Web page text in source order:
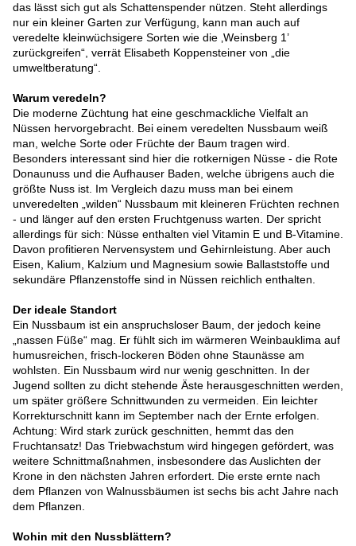
das lässt sich gut als Schattenspender nützen. Steht allerdings
nur ein kleiner Garten zur Verfügung, kann man auch auf
veredelte kleinwüchsigere Sorten wie die ‚Weinsberg 1’
zurückgreifen“, verrät Elisabeth Koppensteiner von „die
umweltberatung“.
Warum veredeln?
Die moderne Züchtung hat eine geschmackliche Vielfalt an
Nüssen hervorgebracht. Bei einem veredelten Nussbaum weiß
man, welche Sorte oder Früchte der Baum tragen wird.
Besonders interessant sind hier die rotkernigen Nüsse - die Rote
Donaunuss und die Aufhauser Baden, welche übrigens auch die
größte Nuss ist. Im Vergleich dazu muss man bei einem
unveredelten „wilden“ Nussbaum mit kleineren Früchten rechnen
- und länger auf den ersten Fruchtgenuss warten. Der spricht
allerdings für sich: Nüsse enthalten viel Vitamin E und B-Vitamine.
Davon profitieren Nervensystem und Gehirnleistung. Aber auch
Eisen, Kalium, Kalzium und Magnesium sowie Ballaststoffe und
sekundäre Pflanzenstoffe sind in Nüssen reichlich enthalten.
Der ideale Standort
Ein Nussbaum ist ein anspruchsloser Baum, der jedoch keine
„nassen Füße“ mag. Er fühlt sich im wärmeren Weinbauklima auf
humusreichen, frisch-lockeren Böden ohne Staunässe am
wohlsten. Ein Nussbaum wird nur wenig geschnitten. In der
Jugend sollten zu dicht stehende Äste herausgeschnitten werden,
um später größere Schnittwunden zu vermeiden. Ein leichter
Korrekturschnitt kann im September nach der Ernte erfolgen.
Achtung: Wird stark zurück geschnitten, hemmt das den
Fruchtansatz! Das Triebwachstum wird hingegen gefördert, was
weitere Schnittmaßnahmen, insbesondere das Auslichten der
Krone in den nächsten Jahren erfordert. Die erste ernte nach
dem Pflanzen von Walnussbäumen ist sechs bis acht Jahre nach
dem Pflanzen.
Wohin mit den Nussblättern?